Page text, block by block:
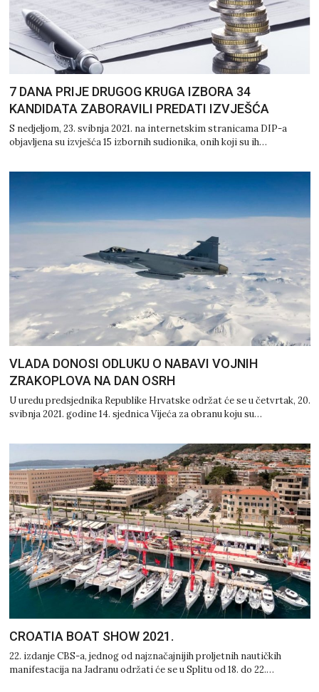
7 DANA PRIJE DRUGOG KRUGA IZBORA 34
KANDIDATA ZABORAVILI PREDATI IZVJEŠĆA
S nedjeljom, 23. svibnja 2021. na internetskim stranicama DIP-a
objavljena su izvješća 15 izbornih sudionika, onih koji su ih…
VLADA DONOSI ODLUKU O NABAVI VOJNIH
ZRAKOPLOVA NA DAN OSRH
U uredu predsjednika Republike Hrvatske održat će se u četvrtak, 20.
svibnja 2021. godine 14. sjednica Vijeća za obranu koju su…
CROATIA BOAT SHOW 2021.
22. izdanje CBS-a, jednog od najznačajnijih proljetnih nautičkih
manifestacija na Jadranu održati će se u Splitu od 18. do 22.…